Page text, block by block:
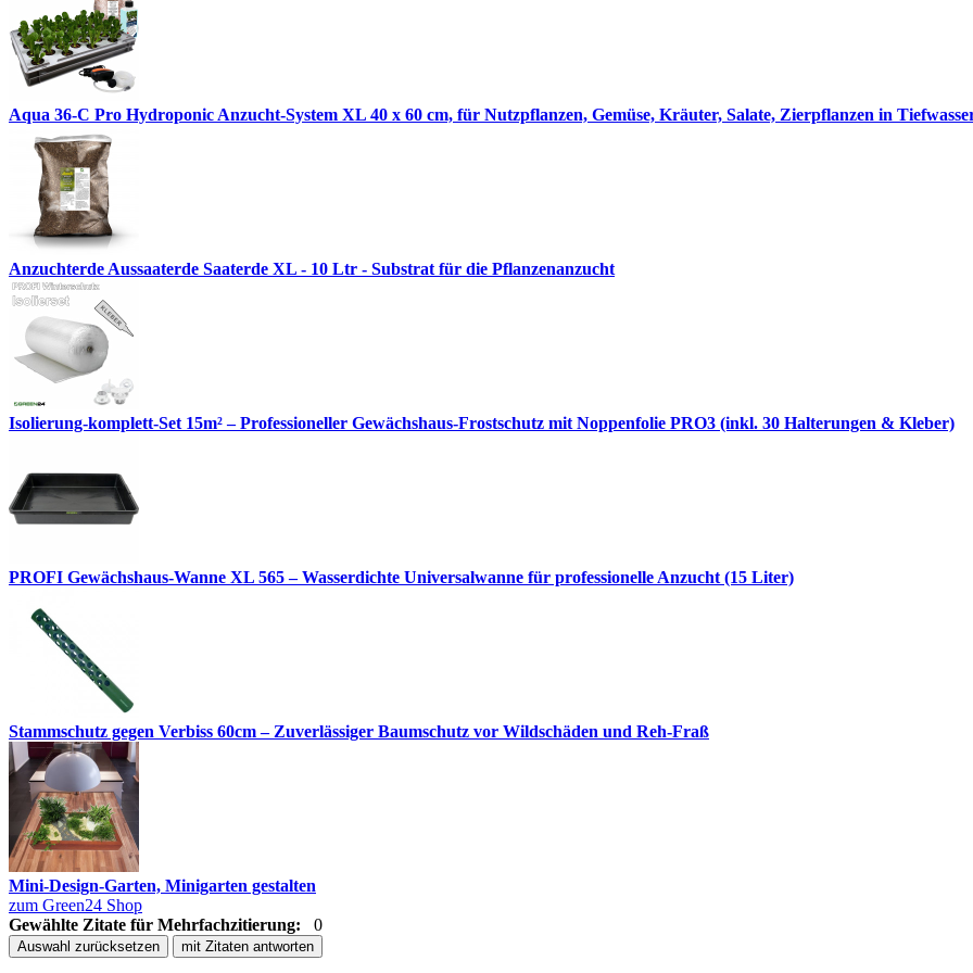
Aqua 36-C Pro Hydroponic Anzucht-System XL 40 x 60 cm, für Nutzpflanzen, Gemüse, Kräuter, Salate, Zierpflanzen in
Anzuchterde Aussaaterde Saaterde XL - 10 Ltr - Substrat für die Pflanzenanzucht
Isolierung-komplett-Set 15m² – Professioneller Gewächshaus-Frostschutz mit Noppenfolie PRO3 (inkl. 30 Halterungen & Kleber)
PROFI Gewächshaus-Wanne XL 565 – Wasserdichte Universalwanne für professionelle Anzucht (15 Liter)
Stammschutz gegen Verbiss 60cm – Zuverlässiger Baumschutz vor Wildschäden und Reh-Fraß
Mini-Design-Garten, Minigarten gestalten
zum Green24 Shop
Gewählte Zitate für Mehrfachzitierung:
0
Auswahl zurücksetzen mit Zitaten antworten